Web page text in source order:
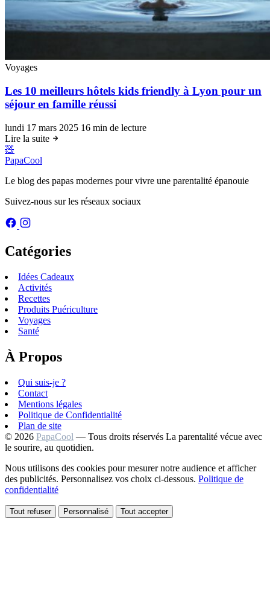
Voyages
Les 10 meilleurs hôtels kids friendly à Lyon pour un
séjour en famille réussi
lundi 17 mars 2025 16 min de lecture
Lire la suite
🧸
PapaCool
Le blog des papas modernes pour vivre une parentalité épanouie
Suivez-nous sur les réseaux sociaux
Catégories
Idées Cadeaux
Activités
Recettes
Produits Puériculture
Voyages
Santé
À Propos
Qui suis-je ?
Contact
Mentions légales
Politique de Confidentialité
Plan de site
© 2026 PapaCool — Tous droits réservés La parentalité vécue avec
le sourire, au quotidien.
Nous utilisons des cookies pour mesurer notre audience et afficher
des publicités. Personnalisez vos choix ci-dessous. Politique de
confidentialité
Tout refuser Personnalisé Tout accepter